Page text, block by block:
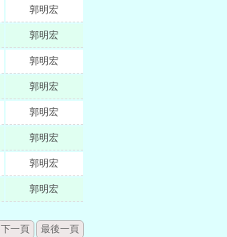
郭明宏
郭明宏
郭明宏
郭明宏
郭明宏
郭明宏
郭明宏
郭明宏
下一頁 最後一頁